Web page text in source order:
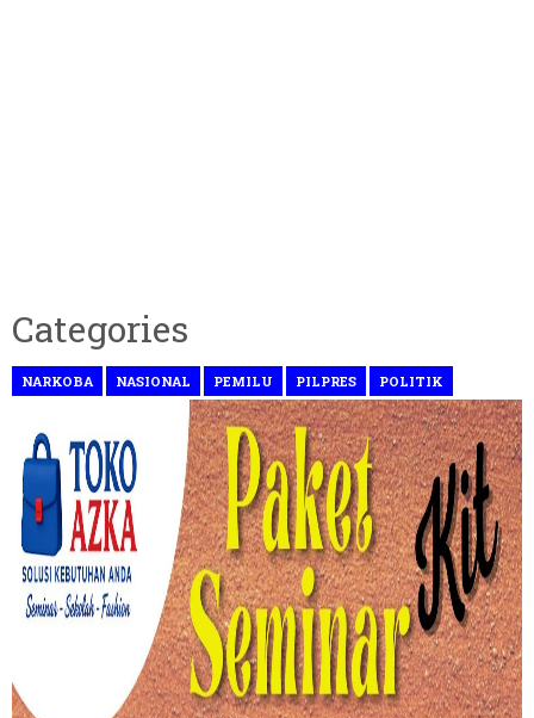
Categories
NARKOBA NASIONAL PEMILU PILPRES POLITIK